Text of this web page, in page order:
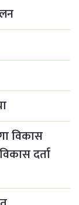
विकास
दर्ता